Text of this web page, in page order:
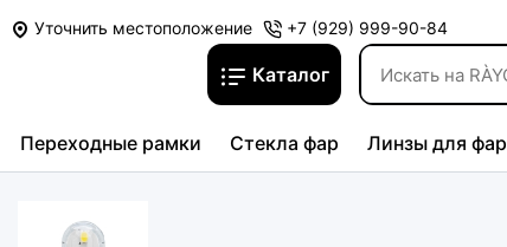
Уточнить местоположение +7 (929) 999-90-84
Каталог
Переходные рамки Стекла фар Линзы для фар